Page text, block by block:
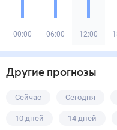
00:00 06:00 12:00
Другие прогнозы
Сейчас Сегодня
10 дней 14 дней